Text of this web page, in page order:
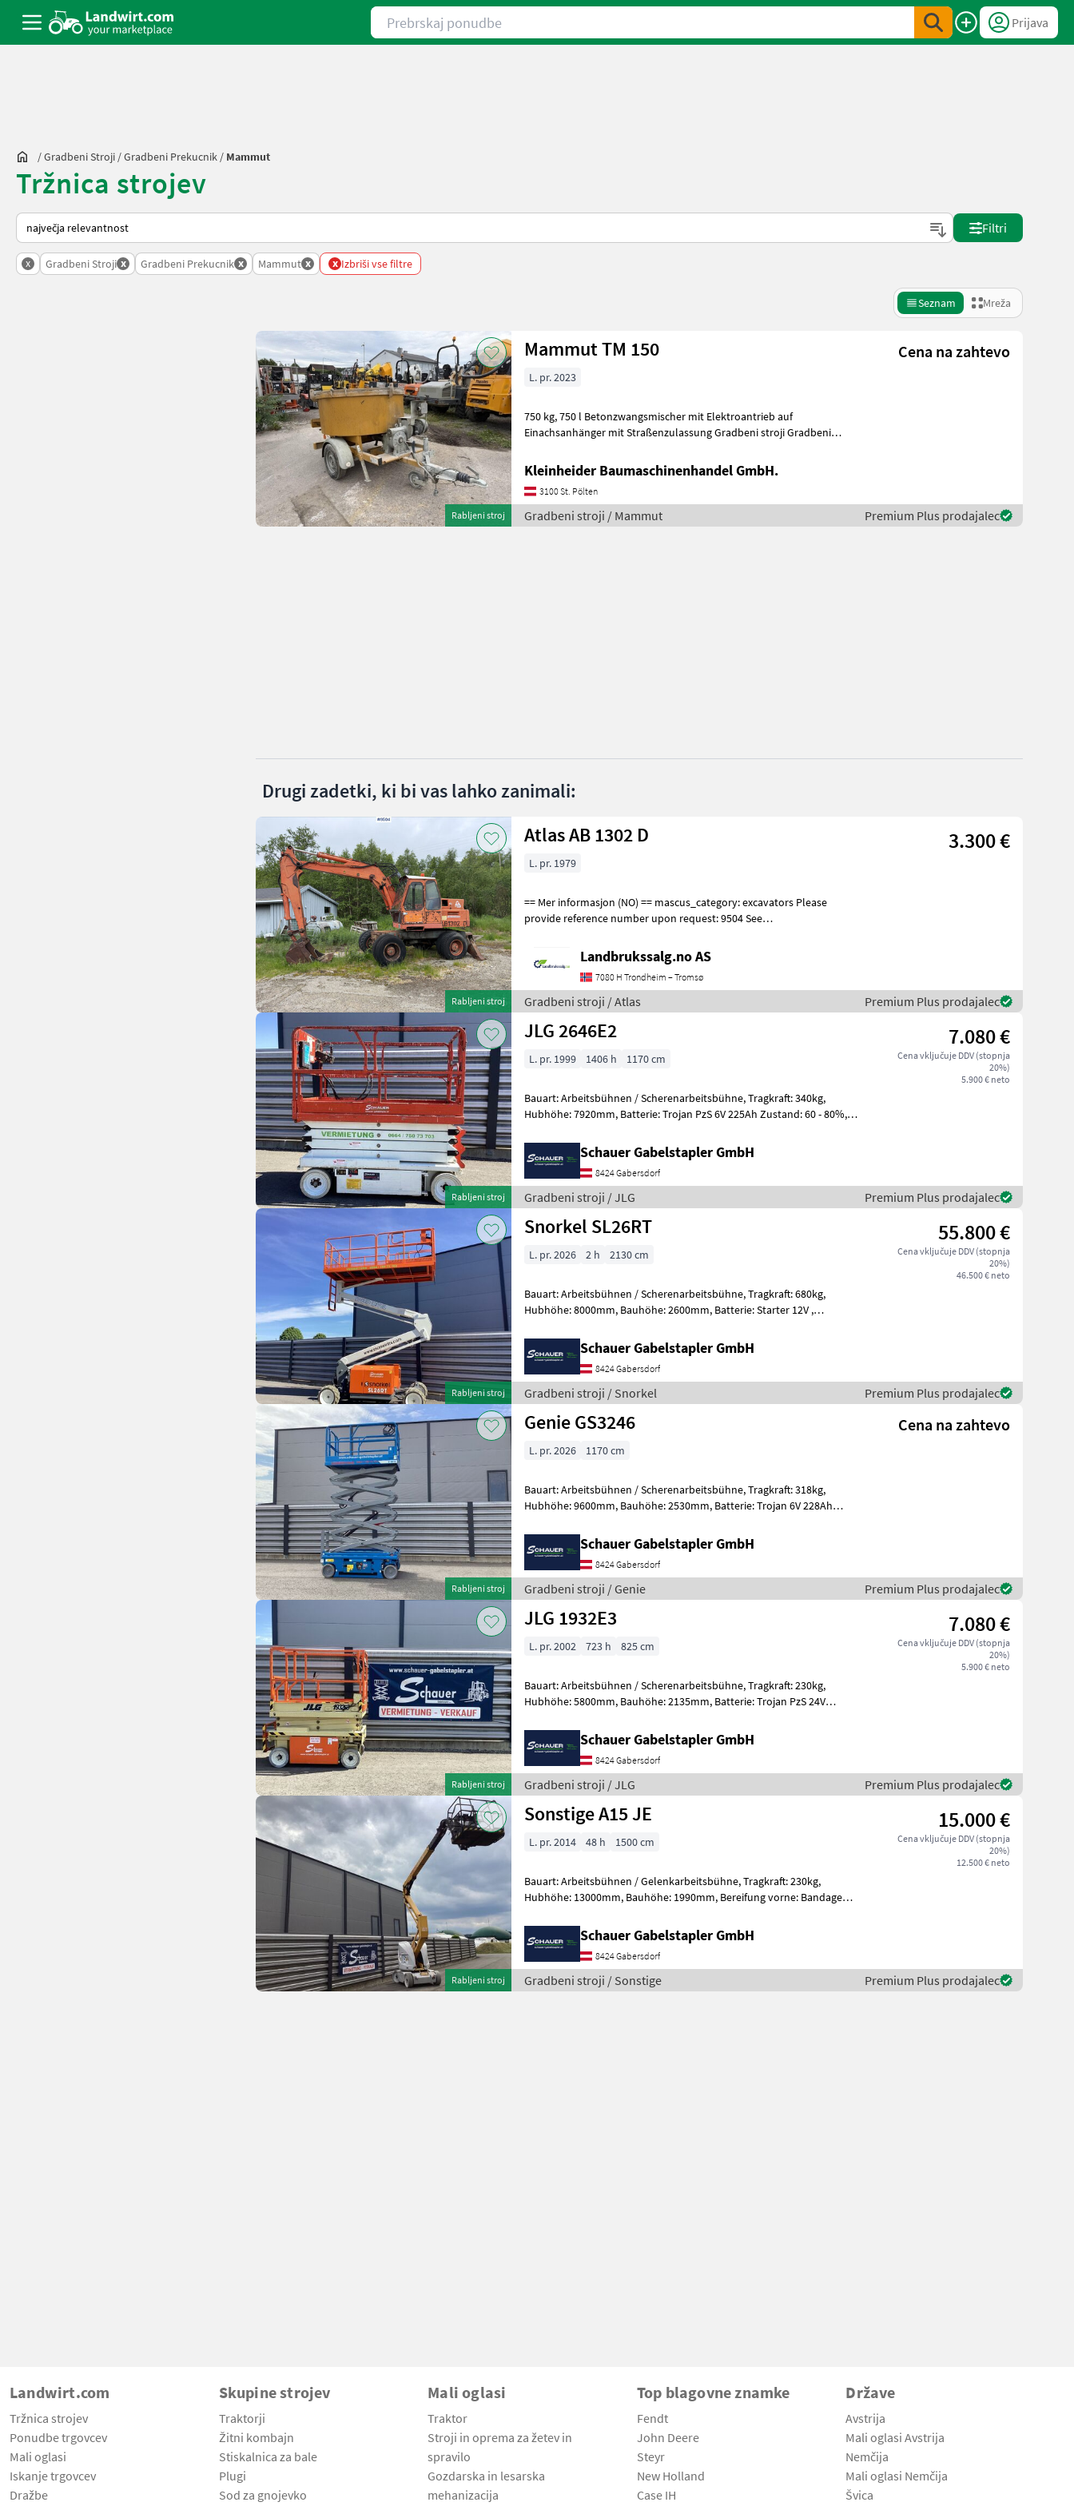
Prebrskaj ponudbe
Prijava
/Gradbeni Stroji /Gradbeni Prekucnik / Mammut
Tržnica strojev
Tako je razvrščeno na Landwirt.com
Filtri
x Gradbeni Stroji x Gradbeni Prekucnik x Mammut x x Izbriši vse filtre
Seznam Mreža
Rabljeni stroj
Mammut TM 150 Cena na zahtevo
L. pr. 2023
750 kg, 750 l Betonzwangsmischer mit Elektroantrieb auf
Einachsanhänger mit Straßenzulassung Gradbeni stroji Gradbeni
Kleinheider Baumaschinenhandel GmbH.
3100 St. Pölten
Gradbeni stroji / Mammut Premium Plus prodajalec
Drugi zadetki, ki bi vas lahko zanimali:
Rabljeni stroj
Atlas AB 1302 D 3.300 €
L. pr. 1979
== Mer informasjon (NO) == mascus_category: excavators Please
provide reference number upon request: 9504 See
Landbrukssalg.no AS
7080 H Trondheim – Tromsø
Gradbeni stroji / Atlas Premium Plus prodajalec
Rabljeni stroj
JLG 2646E2 7.080 €
Cena vključuje DDV (stopnja
20%)
5.900 € neto
L. pr. 1999 1406 h 1170 cm
Bauart: Arbeitsbühnen / Scherenarbeitsbühne, Tragkraft: 340kg,
Hubhöhe: 7920mm, Batterie: Trojan PzS 6V 225Ah Zustand: 60 - 80%,
Schauer Gabelstapler GmbH
8424 Gabersdorf
Gradbeni stroji / JLG Premium Plus prodajalec
Rabljeni stroj
Snorkel SL26RT 55.800 €
Cena vključuje DDV (stopnja
20%)
46.500 € neto
L. pr. 2026 2 h 2130 cm
Bauart: Arbeitsbühnen / Scherenarbeitsbühne, Tragkraft: 680kg,
Hubhöhe: 8000mm, Bauhöhe: 2600mm, Batterie: Starter 12V ,
Schauer Gabelstapler GmbH
8424 Gabersdorf
Gradbeni stroji / Snorkel Premium Plus prodajalec
Rabljeni stroj
Genie GS3246 Cena na zahtevo
L. pr. 2026 1170 cm
Bauart: Arbeitsbühnen / Scherenarbeitsbühne, Tragkraft: 318kg,
Hubhöhe: 9600mm, Bauhöhe: 2530mm, Batterie: Trojan 6V 228Ah
Schauer Gabelstapler GmbH
8424 Gabersdorf
Gradbeni stroji / Genie Premium Plus prodajalec
Rabljeni stroj
JLG 1932E3 7.080 €
Cena vključuje DDV (stopnja
20%)
5.900 € neto
L. pr. 2002 723 h 825 cm
Bauart: Arbeitsbühnen / Scherenarbeitsbühne, Tragkraft: 230kg,
Hubhöhe: 5800mm, Bauhöhe: 2135mm, Batterie: Trojan PzS 24V
Schauer Gabelstapler GmbH
8424 Gabersdorf
Gradbeni stroji / JLG Premium Plus prodajalec
Rabljeni stroj
Sonstige A15 JE 15.000 €
Cena vključuje DDV (stopnja
20%)
12.500 € neto
L. pr. 2014 48 h 1500 cm
Bauart: Arbeitsbühnen / Gelenkarbeitsbühne, Tragkraft: 230kg,
Hubhöhe: 13000mm, Bauhöhe: 1990mm, Bereifung vorne: Bandagen
Schauer Gabelstapler GmbH
8424 Gabersdorf
Gradbeni stroji / Sonstige Premium Plus prodajalec
Landwirt.com
Tržnica strojev
Ponudbe trgovcev
Mali oglasi
Iskanje trgovcev
Dražbe
Skupine strojev
Traktorji
Žitni kombajn
Stiskalnica za bale
Plugi
Sod za gnojevko
Mali oglasi
Traktor
Stroji in oprema za žetev in
spravilo
Gozdarska in lesarska
mehanizacija
Top blagovne znamke
Fendt
John Deere
Steyr
New Holland
Case IH
Države
Avstrija
Mali oglasi Avstrija
Nemčija
Mali oglasi Nemčija
Švica